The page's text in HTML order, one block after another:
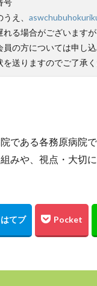
え、
る場合がございますが
員の方については申し
を送りますのでご了承く
である各務原病院
みや、視点・大切